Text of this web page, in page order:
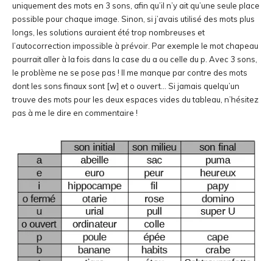
uniquement des mots en 3 sons, afin qu’il n’y ait qu’une seule place
possible pour chaque image. Sinon, si j’avais utilisé des mots plus
longs, les solutions auraient été trop nombreuses et
l’autocorrection impossible à prévoir. Par exemple le mot chapeau
pourrait aller à la fois dans la case du a ou celle du p. Avec 3 sons,
le problème ne se pose pas ! Il me manque par contre des mots
dont les sons finaux sont [w] et o ouvert… Si jamais quelqu’un
trouve des mots pour les deux espaces vides du tableau, n’hésitez
pas à me le dire en commentaire !